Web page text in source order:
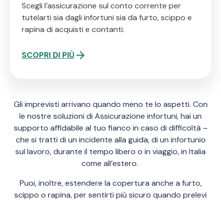
Scegli l’assicurazione sul conto corrente per
tutelarti sia dagli infortuni sia da furto, scippo e
rapina di acquisti e contanti.
SCOPRI DI PIÙ
Gli imprevisti arrivano quando meno te lo aspetti. Con
le nostre soluzioni di Assicurazione infortuni, hai un
supporto affidabile al tuo fianco in caso di difficoltà –
che si tratti di un incidente alla guida, di un infortunio
sul lavoro, durante il tempo libero o in viaggio, in Italia
come all’estero.
Puoi, inoltre, estendere la copertura anche a furto,
scippo o rapina, per sentirti più sicuro quando prelevi